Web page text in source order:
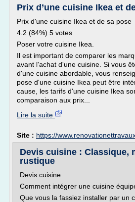
Prix d’une cuisine Ikea et
Prix d'une cuisine Ikea et de sa pose
4.2 (84%) 5 votes
Poser votre cuisine Ikea.
Il est important de comparer les
avant l'achat d'une cuisine. Si vous
d'une cuisine abordable, vous
pose d'une cuisine Ikea peut être
cause, les tarifs d'une cuisine Ikea
comparaison aux prix...
Lire la suite
Site : https://
Devis cuisine : Classique,
rustique
Devis cuisine
Comment intégrer une cuisine
Que vous la fassiez installer par un